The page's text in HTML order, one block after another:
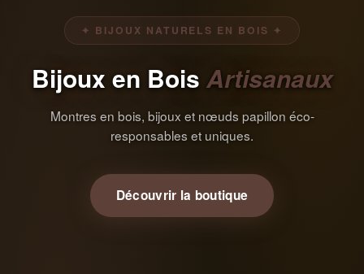
✦ BIJOUX NATURELS EN BOIS ✦
Bijoux en Bois Artisanaux
Montres en bois, bijoux et nœuds papillon éco-
responsables et uniques.
Découvrir la boutique